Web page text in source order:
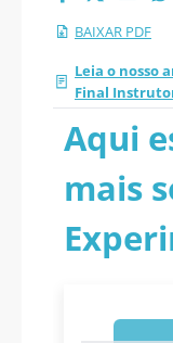
BAIXAR PDF
Leia o nosso
Final
Aqui
mais